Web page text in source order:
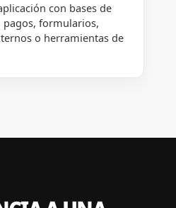
con bases de
pagos, formularios,
o herramientas de